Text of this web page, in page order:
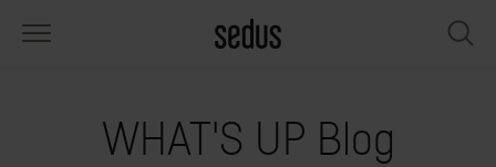
WHAT'S UP Blog